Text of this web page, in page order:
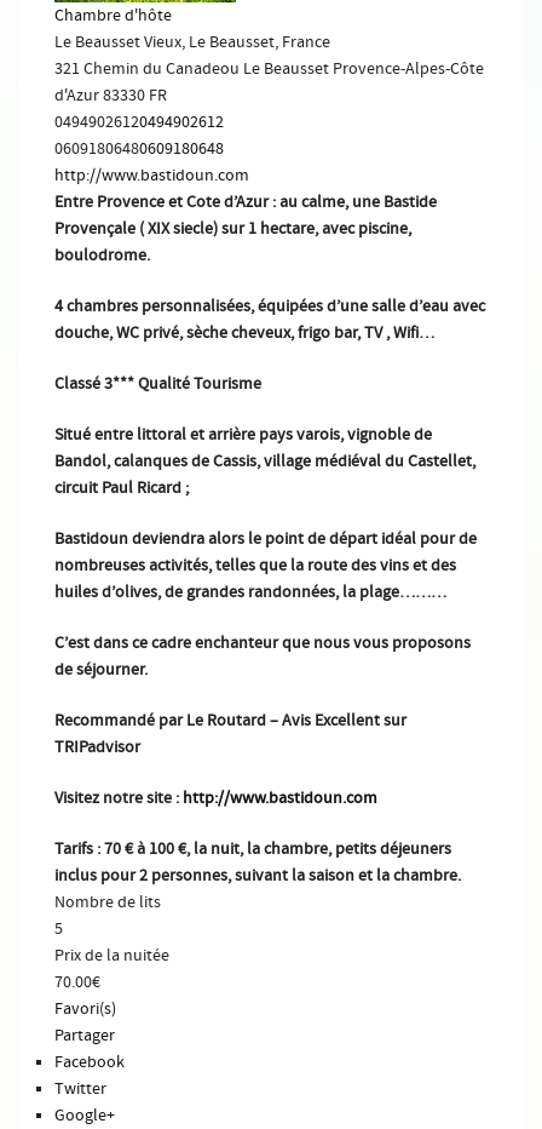
Chambre d'hôte
Le Beausset Vieux, Le Beausset, France
321 Chemin du Canadeou Le Beausset Provence-Alpes-Côte
d'Azur83330 FR
04949026120494902612
06091806480609180648
http://www.bastidoun.com
Entre Provence et Cote d’Azur : au calme, une Bastide
Provençale ( XIX siecle) sur 1 hectare, avec piscine,
boulodrome.
4 chambres personnalisées, équipées d’une salle d’eau avec
douche, WC privé, sèche cheveux, frigo bar, TV , Wifi…
Classé 3*** Qualité Tourisme
Situé entre littoral et arrière pays varois, vignoble de
Bandol, calanques de Cassis, village médiéval du Castellet,
circuit Paul Ricard ;
Bastidoun deviendra alors le point de départ idéal pour de
nombreuses activités, telles que la route des vins et des
huiles d’olives, de grandes randonnées, la plage………
C’est dans ce cadre enchanteur que nous vous proposons
de séjourner.
Recommandé par Le Routard – Avis Excellent sur
TRIPadvisor
Visitez notre site : http://www.bastidoun.com
Tarifs : 70 € à 100 €, la nuit, la chambre, petits déjeuners
inclus pour 2 personnes, suivant la saison et la chambre.
Nombre de lits
5
Prix de la nuitée
70.00€
Favori(s)
Partager
Facebook
Twitter
Google+